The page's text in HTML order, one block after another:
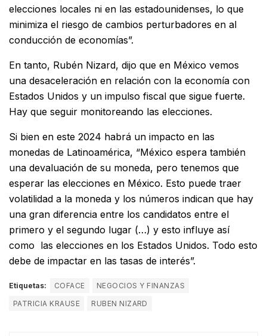
elecciones locales ni en las estadounidenses, lo que
minimiza el riesgo de cambios perturbadores en al
conducción de economías”.
En tanto, Rubén Nizard, dijo que en México vemos
una desaceleración en relación con la economía con
Estados Unidos y un impulso fiscal que sigue fuerte.
Hay que seguir monitoreando las elecciones.
Si bien en este 2024 habrá un impacto en las
monedas de Latinoamérica, “México espera también
una devaluación de su moneda, pero tenemos que
esperar las elecciones en México. Esto puede traer
volatilidad a la moneda y los números indican que hay
una gran diferencia entre los candidatos entre el
primero y el segundo lugar (…) y esto influye así
como las elecciones en los Estados Unidos. Todo esto
debe de impactar en las tasas de interés”.
Etiquetas: COFACE
NEGOCIOS Y FINANZAS
PATRICIA KRAUSE
RUBEN NIZARD